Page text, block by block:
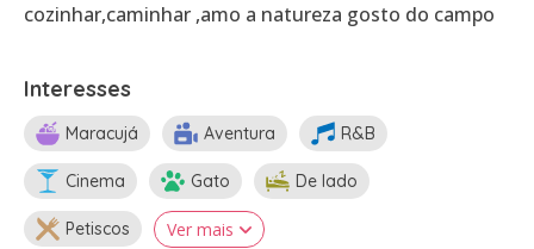
cozinhar,caminhar ,amo a natureza gosto do campo
Interesses
Maracujá Aventura R&B
Cinema Gato De lado
Petiscos Ver mais